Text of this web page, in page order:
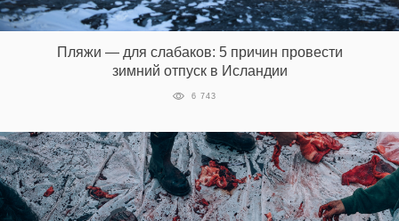
Пляжи — для слабаков: 5 причин провести
зимний отпуск в Исландии
6 743